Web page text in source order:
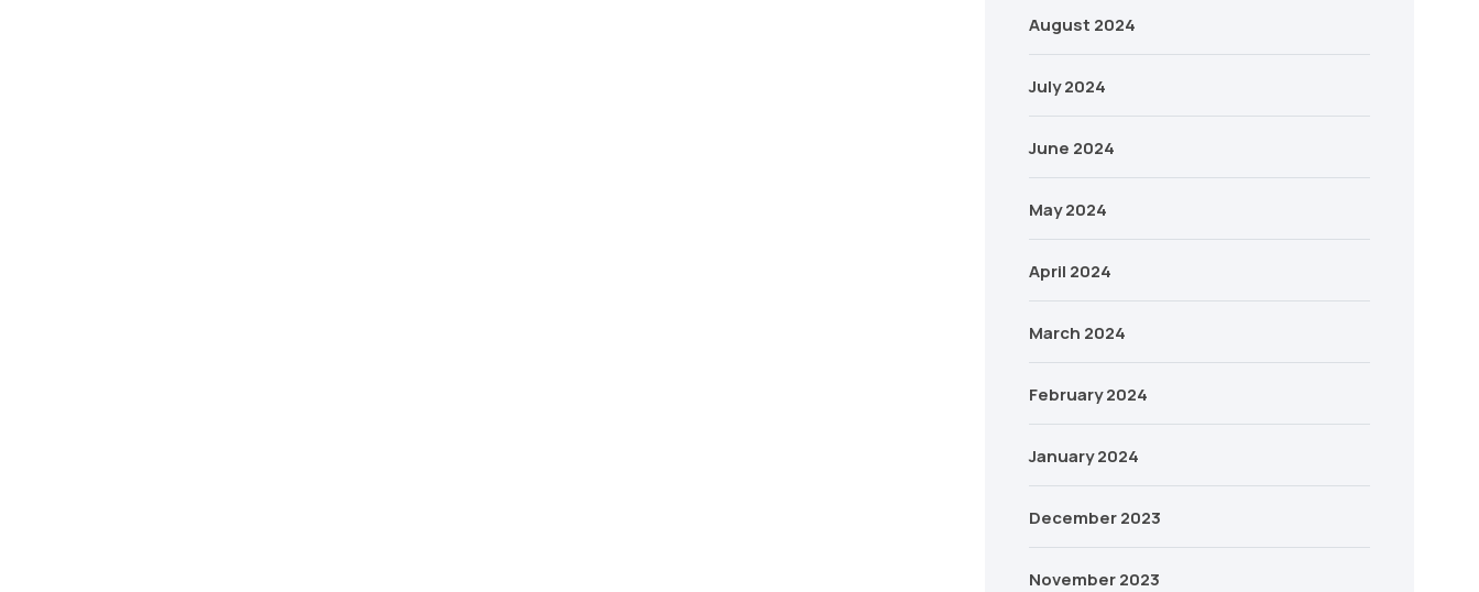
August 2024
July 2024
June 2024
May 2024
April 2024
March 2024
February 2024
January 2024
December 2023
November 2023